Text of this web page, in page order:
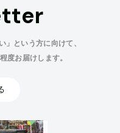
」という方に向けて、
度お届けします。